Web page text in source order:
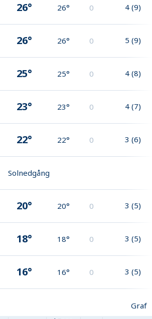
26° 26° 0 4 (9)
26° 26° 0 5 (9)
25° 25° 0 4 (8)
23° 23° 0 4 (7)
22° 22° 0 3 (6)
Solnedgång
20° 20° 0 3 (5)
18° 18° 0 3 (5)
16° 16° 0 3 (5)
Graf